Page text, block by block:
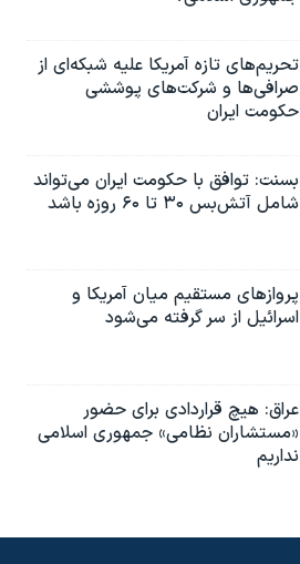
تحریم‌های تازه آمریکا علیه شبکه‌ای از
صرافی‌ها و شرکت‌های پوششی
حکومت ایران
بسنت: توافق با حکومت ایران می‌تواند
شامل آتش‌بس ۳۰ تا ۶۰ روزه باشد
پروازهای مستقیم میان آمریکا و
اسرائیل از سر گرفته می‌شود
عراق: هیچ قراردادی برای حضور
«مستشاران نظامی» جمهوری اسلامی
نداریم